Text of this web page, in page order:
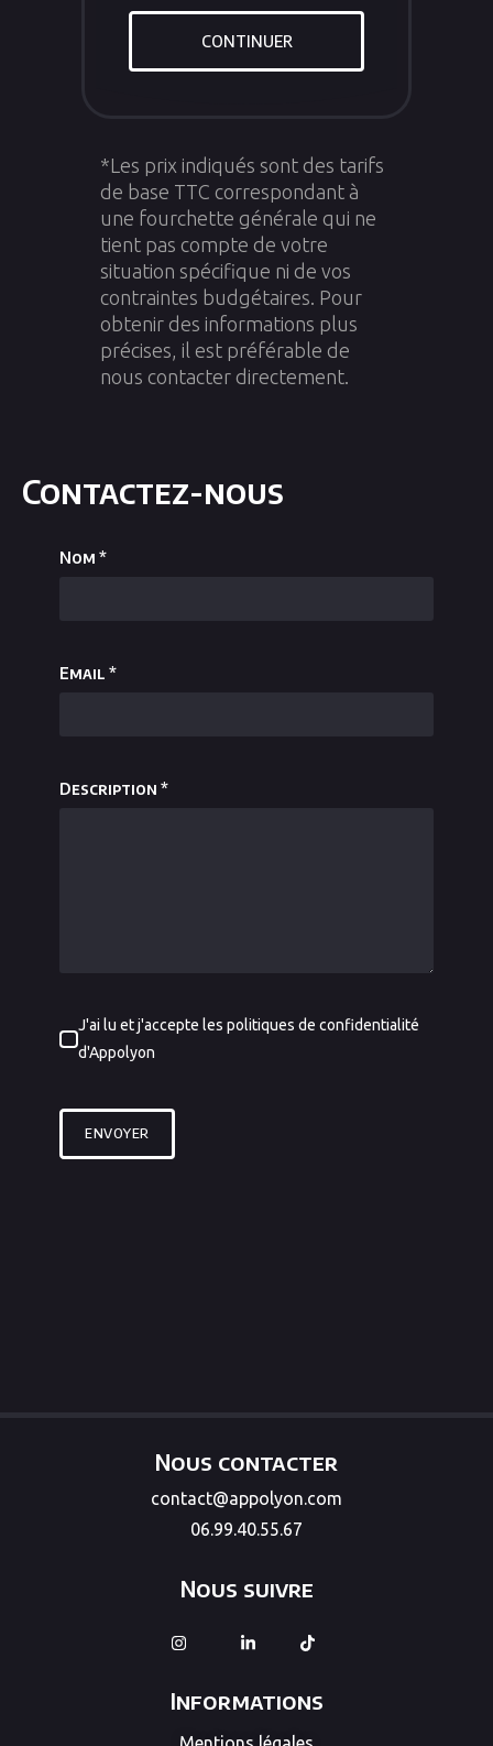
CONTINUER
*Les prix indiqués sont des tarifs
de base TTC correspondant à
une fourchette générale qui ne
tient pas compte de votre
situation spécifique ni de vos
contraintes budgétaires. Pour
obtenir des informations plus
précises, il est préférable de
nous contacter directement.
Contactez-nous
Nom *
Email *
Description *
J'ai lu et j'accepte les politiques de confidentialité
d'Appolyon
ENVOYER
Nous contacter
contact@appolyon.com
06.99.40.55.67
Nous suivre
Informations